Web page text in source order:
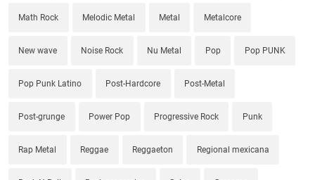
Math Rock Melodic Metal Metal Metalcore
New wave Noise Rock Nu Metal Pop Pop PUNK
Pop Punk Latino Post-Hardcore Post-Metal
Post-grunge Power Pop Progressive Rock Punk
Rap Metal Reggae Reggaeton Regional mexicana